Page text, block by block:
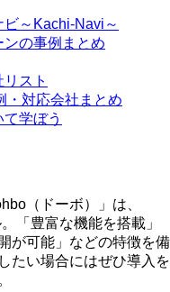
～Kachi-Navi～
の事例まとめ
スト
・対応会社まとめ
学ぼう
（ドーボ）」は、
「豊富な機能を搭載」
が可能」などの特徴を備
たい場合にはぜひ導入を